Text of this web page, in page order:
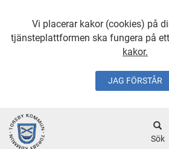
Vi placerar kakor (cookies) på
tjänsteplattformen ska fungera på
kakor.
JAG FÖRSTÅR
Sök